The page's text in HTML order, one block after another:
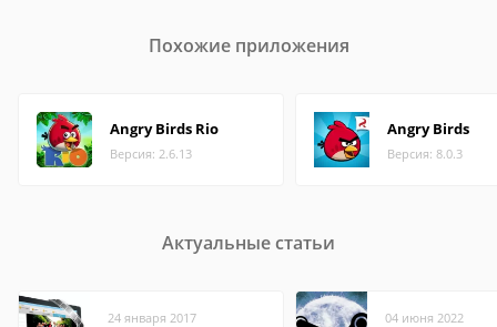
Похожие приложения
Angry Birds Rio
Версия: 2.6.13
Angry Birds
Версия: 8.0.3
Актуальные статьи
24 января 2017 04 июня 2022